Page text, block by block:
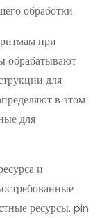
обработки.
при
обрабатывают
для
в этом
для
и
ресурсы. pin